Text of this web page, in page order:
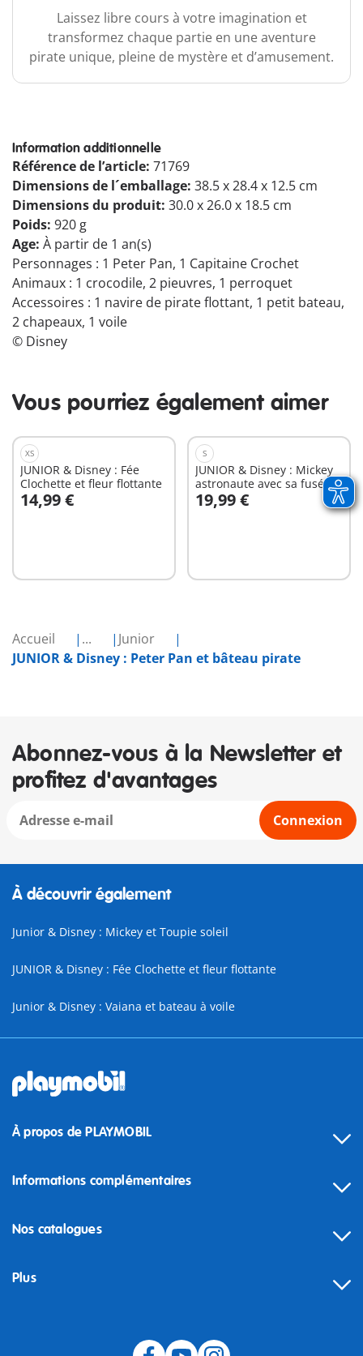
Accueil ...
Junior
JUNIOR & Disney : Peter Pan et bâteau pirate
Laissez libre cours à votre imagination et
transformez chaque partie en une aventure
pirate unique, pleine de mystère et d’amusement.
Information additionnelle
Référence de l’article: 71769
Dimensions de l´emballage: 38.5 x 28.4 x 12.5 cm
Dimensions du produit: 30.0 x 26.0 x 18.5 cm
Poids: 920 g
Age: À partir de 1 an(s)
Personnages : 1 Peter Pan, 1 Capitaine Crochet
Animaux : 1 crocodile, 2 pieuvres, 1 perroquet
Accessoires : 1 navire de pirate flottant, 1 petit bateau,
2 chapeaux, 1 voile
© Disney
Vous pourriez également aimer
XS
JUNIOR & Disney : Fée
Clochette et fleur flottante
14,99 €
Au panier
S
JUNIOR & Disney : Mickey
astronaute avec sa fusée
19,99 €
Au panier
Abonnez-vous à la Newsletter et
profitez d'avantages
Connexion
À découvrir également
Junior & Disney : Mickey et Toupie soleil
JUNIOR & Disney : Fée Clochette et fleur flottante
Junior & Disney : Vaiana et bateau à voile
À propos de PLAYMOBIL
Informations complémentaires
Nos catalogues
Plus